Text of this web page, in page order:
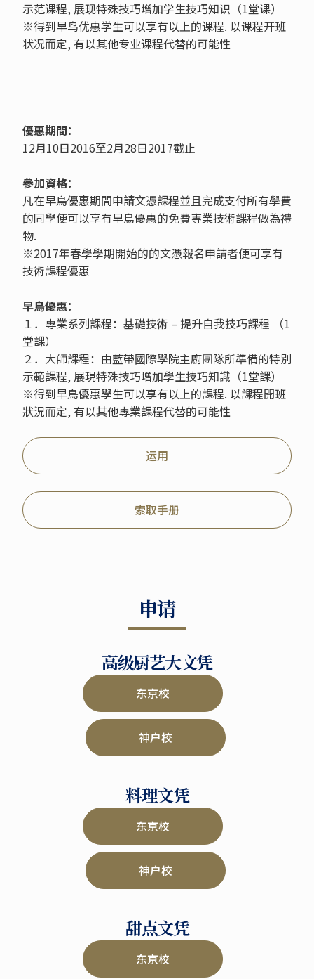
示范课程, 展现特殊技巧增加学生技巧知识（1堂课）
※得到早鸟优惠学生可以享有以上的课程. 以课程开班
状况而定, 有以其他专业课程代替的可能性
優惠期間：
12月10日2016至2月28日2017截止
參加資格：
凡在早鳥優惠期間申請文憑課程並且完成支付所有學費
的同學便可以享有早鳥優惠的免費專業技術課程做為禮
物.
※2017年春學學期開始的的文憑報名申請者便可享有
技術課程優惠
早鳥優惠：
１．專業系列課程：基礎技術 – 提升自我技巧課程 （1
堂課）
２．大師課程：由藍帶國際學院主廚團隊所準備的特別
示範課程, 展現特殊技巧增加學生技巧知識（1堂課）
※得到早鳥優惠學生可以享有以上的課程. 以課程開班
狀況而定, 有以其他專業課程代替的可能性
运用
索取手册
申请
高级厨艺大文凭
东京校
神户校
料理文凭
东京校
神户校
甜点文凭
东京校